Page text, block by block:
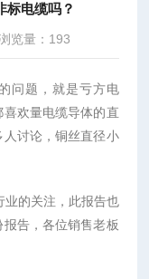
标电缆吗？
览量：193
问题，就是亏方电
欢量电缆导体的直
讨论，铜丝直径小
业的关注，此报告也
告，各位销售老板